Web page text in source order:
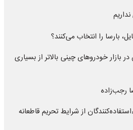
بارسا را انتخاب می‌کنند؟
8 پرو مکس در بازار خودروهای چینی بالاتر از بسیاری
رجب‌زاده
از شرایط تحریم قاطعانه